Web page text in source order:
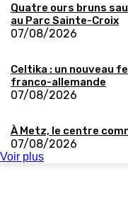
Quatre ours bruns
au Parc Sainte-Croix
07/08/2026
Celtika : un nouveau
franco-allemande
07/08/2026
À Metz, le centre
07/08/2026
Voir plus